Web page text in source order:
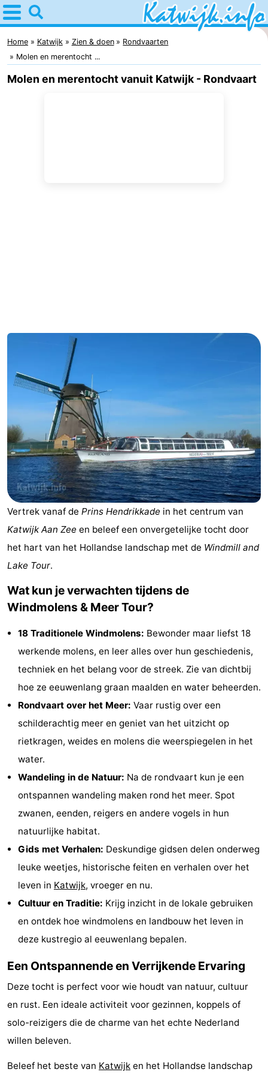
Home
Katwijk
Tips
minutes
Strand
Bezienswaardigheden
Musea
-
Monumenten
-
Uitkijkpunten
Attracties
-
Rondvaarten
-
Binnenspeeltuinen
-
Experiences
Wellness
Natuur
Fietsen
Paardrijden
-
Surfen
Eten
drinken
Praktisch
Forum
Route
-
Parkeren
Reisboekenwinkel
Home Katwijk Zien & doen
Rondvaarten
Molen en merentocht ...
Molen en merentocht vanuit Katwijk - Rondvaart
Vertrek vanaf de Prins Hendrikkade in het centrum van
Katwijk Aan Zee en beleef een onvergetelijke tocht door
het hart van het Hollandse landschap met de Windmill and
Lake Tour.
Wat kun je verwachten tijdens de
Windmolens & Meer Tour?
18 Traditionele Windmolens: Bewonder maar liefst 18
werkende molens, en leer alles over hun geschiedenis,
techniek en het belang voor de streek. Zie van dichtbij
hoe ze eeuwenlang graan maalden en water beheerden.
Rondvaart over het Meer: Vaar rustig over een
schilderachtig meer en geniet van het uitzicht op
rietkragen, weides en molens die weerspiegelen in het
water.
Wandeling in de Natuur: Na de rondvaart kun je een
ontspannen wandeling maken rond het meer. Spot
zwanen, eenden, reigers en andere vogels in hun
natuurlijke habitat.
Gids met Verhalen: Deskundige gidsen delen onderweg
leuke weetjes, historische feiten en verhalen over het
leven in Katwijk, vroeger en nu.
Cultuur en Traditie: Krijg inzicht in de lokale gebruiken
en ontdek hoe windmolens en landbouw het leven in
deze kustregio al eeuwenlang bepalen.
Een Ontspannende en Verrijkende Ervaring
Deze tocht is perfect voor wie houdt van natuur, cultuur
en rust. Een ideale activiteit voor gezinnen, koppels of
solo-reizigers die de charme van het echte Nederland
willen beleven.
Beleef het beste van Katwijk en het Hollandse landschap